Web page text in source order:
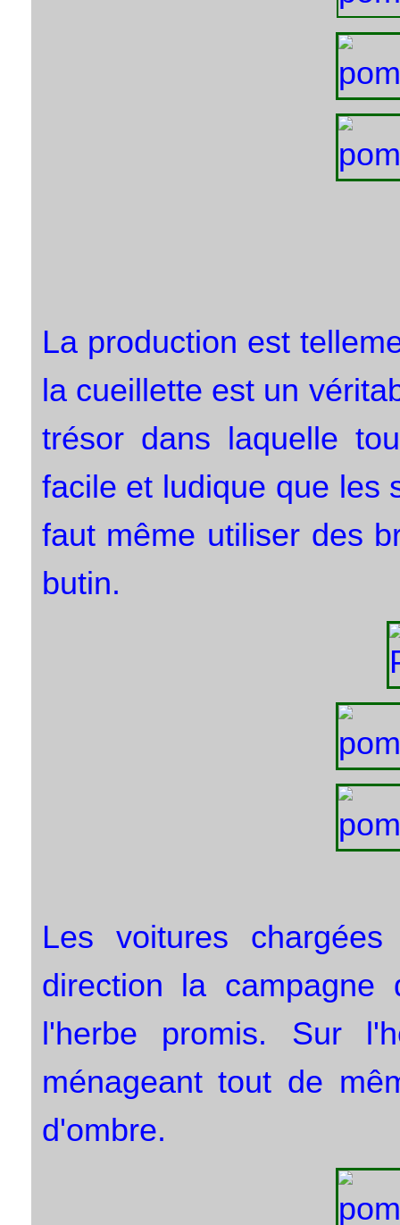
La production est
la cueillette est un
trésor dans laquelle
facile et ludique que les
faut même utiliser des
butin.
Les voitures
direction la
l'herbe promis. Sur
ménageant tout de
d'ombre.